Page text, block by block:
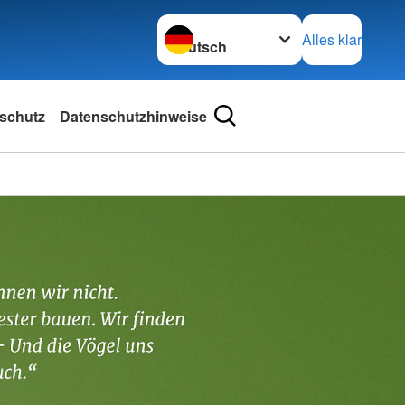
Sprache wechseln zu
Alles klar
Datenschutzhinweise